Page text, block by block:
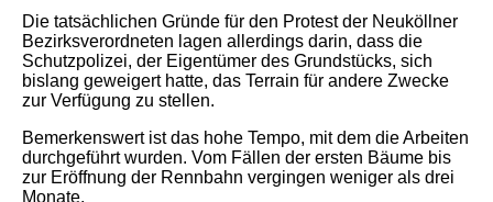
Die tatsächlichen Gründe für den Protest der Neuköllner
Bezirksverordneten lagen allerdings darin, dass die
Schutzpolizei, der Eigentümer des Grundstücks, sich
bislang geweigert hatte, das Terrain für andere Zwecke
zur Verfügung zu stellen.
Bemerkenswert ist das hohe Tempo, mit dem die Arbeiten
durchgeführt wurden. Vom Fällen der ersten Bäume bis
zur Eröffnung der Rennbahn vergingen weniger als drei
Monate.